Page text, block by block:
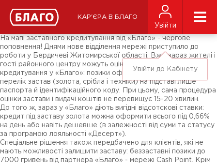
КАР'ЄРА В БЛАГО
Увійти
Увійти до Кабінету
ЗМІ про нас
Підписники соц-мереж
Ярмарки
На мапі заставного кредитування від «Благо» - чергове
поповнення! Днями нове відділення мережі приступило до
роботи у Бердичеві Житомирської області. Вже зараз жителі і
гості районного центру можуть оцінити доступність
кредитування у «Благо»: позики оформляються під широкий
перелік застав (золота, срібла і техніки) на підставі лише
паспорта й ідентифікаційного коду. При цьому, сама процедура
оцінки застави і видачі коштів не перевищує 15-20 хвилин.
До того ж, зараз у «Благо» діють вигідні відсотскові ставки:
кредит під заставу золота можна оформити всього під 0,66%
на день або навіть дешевше (в залежності від суми та статусу
за програмою лояльності «Десерт»).
Спеціальне рішення також передбачено для клієнтів, які не
мають можливості залишити заставу: беззаставні позики до
7000 гривень від партнера «Благо» - мережі Cash Point. Крім